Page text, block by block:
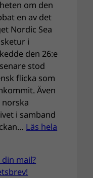
om den
en av det
Nordic Sea
i
den 26:e
stod
flicka som
Även
i samband
Läs hela
mail?